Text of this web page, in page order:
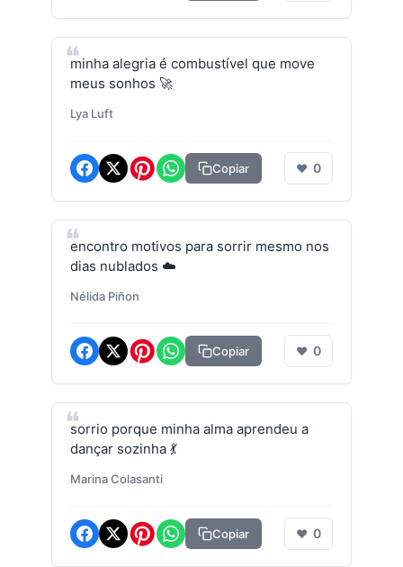
minha alegria é combustível que move
meus sonhos 🚀
Lya Luft
Copiar ❤ 0
encontro motivos para sorrir mesmo nos
dias nublados ☁️
Nélida Piñon
Copiar ❤ 0
sorrio porque minha alma aprendeu a
dançar sozinha 💃
Marina Colasanti
Copiar ❤ 0